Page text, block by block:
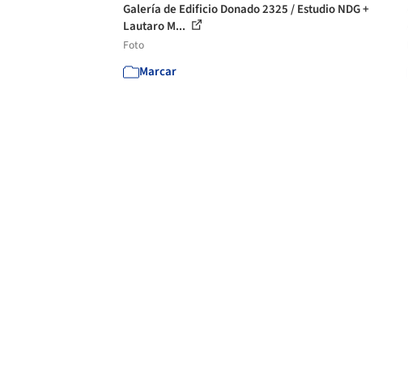
Galería de Edificio Donado 2325 / Estudio NDG +
Lautaro M...
Foto
Marcar